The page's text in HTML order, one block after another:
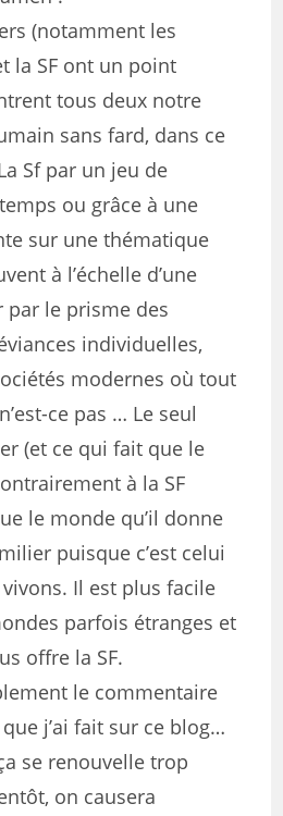
(notamment les
la SF ont un point
tous deux notre
sans fard, dans ce
Sf par un jeu de
ou grâce à une
sur une thématique
à l’échelle d’une
par le prisme des
individuelles,
modernes où tout
ce pas … Le seul
(et ce qui fait que le
à la SF
le monde qu’il donne
puisque c’est celui
Il est plus facile
parfois étranges et
offre la SF.
le commentaire
j’ai fait sur ce blog…
se renouvelle trop
on causera